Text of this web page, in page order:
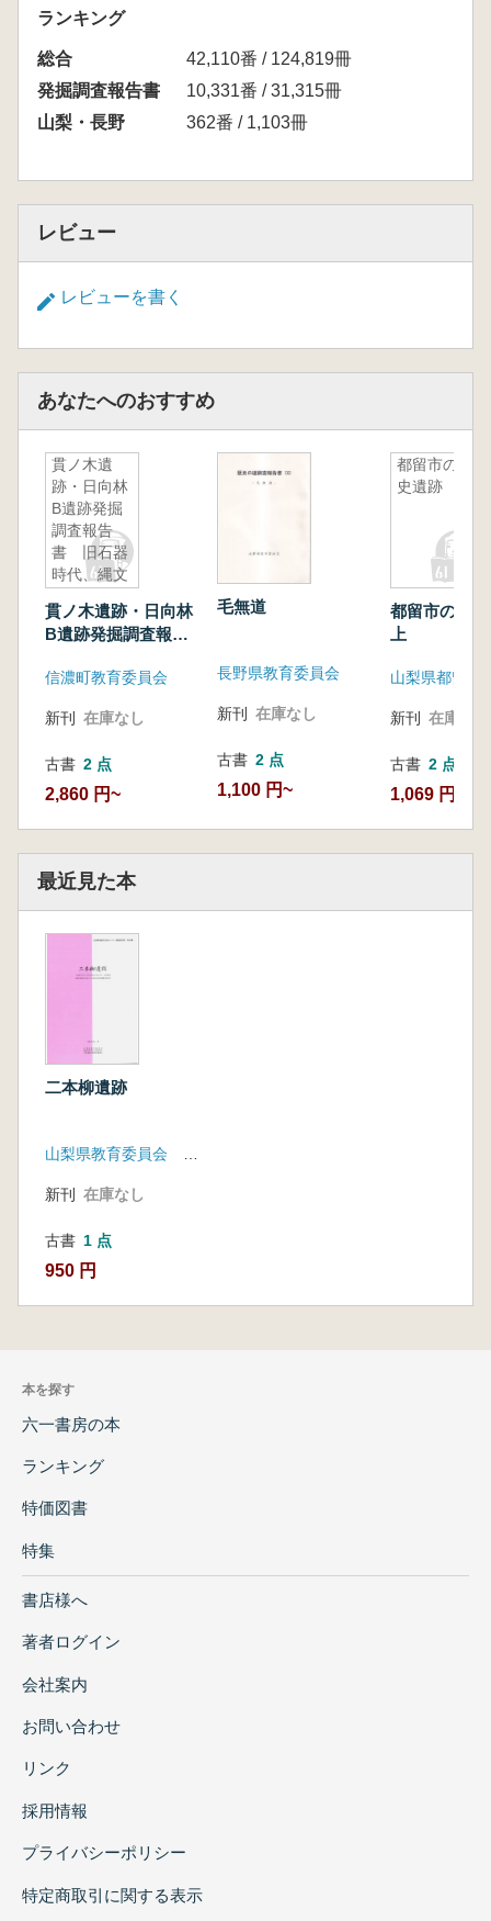
ランキング
総合
42,110番 / 124,819冊
発掘調査報告書
10,331番 / 31,315冊
山梨・長野
362番 / 1,103冊
レビュー
レビューを書く
あなたへのおすすめ
貫ノ木遺
跡・日向林
B遺跡発掘
調査報告
書 旧石器
時代、縄文
前期の遺跡
貫ノ木遺跡・日向林
B遺跡発掘調査報告
文時代早期・前期の
信濃町教育委員会
新刊 在庫なし
古書 2 点
2,860 円~
毛無道
長野県教育委員会
新刊 在庫なし
古書 2 点
1,100 円~
都留市の先
史遺跡 上
都留市の先
上
新刊 在庫なし
古書 2 点
1,069 円~
最近見た本
二本柳遺跡
新刊 在庫なし
古書 1 点
950 円
本を探す
六一書房の本
ランキング
特価図書
特集
書店様へ
著者ログイン
会社案内
お問い合わせ
リンク
採用情報
プライバシーポリシー
特定商取引に関する表示